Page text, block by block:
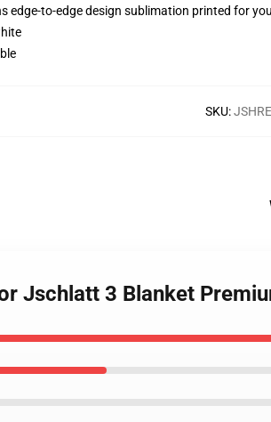
edge-to-edge design sublimation printed for
SKU:
Jschlatt 3 Blanket